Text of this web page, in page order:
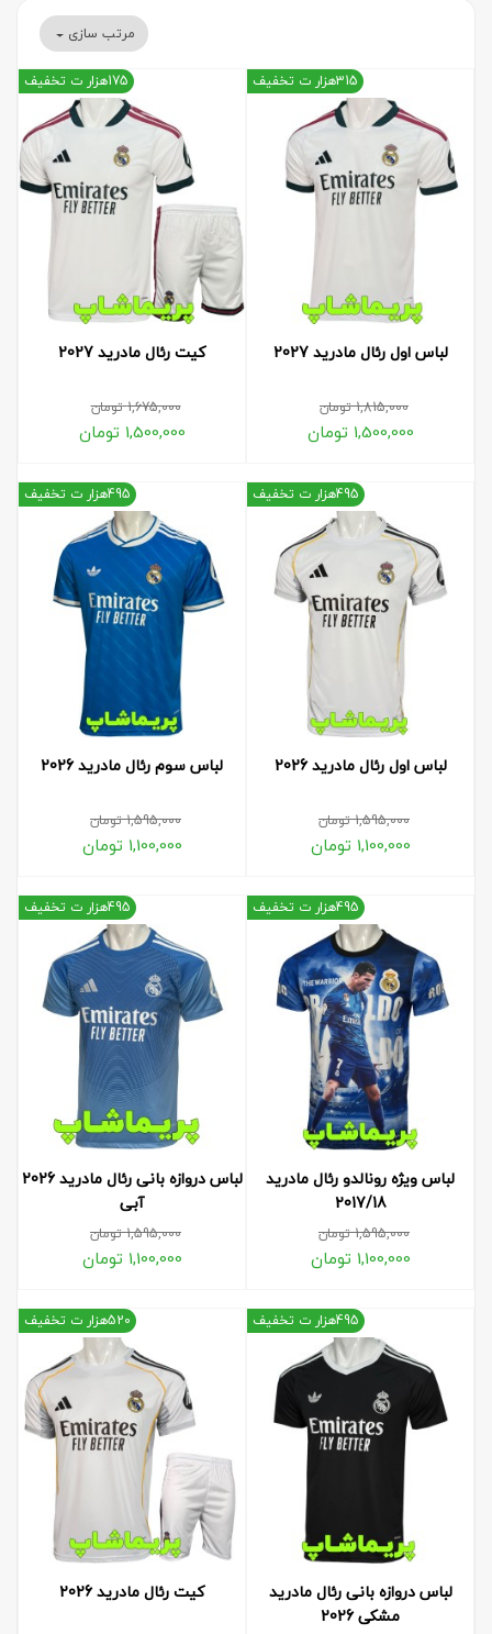
مرتب سازی
لباس اول رئال مادرید 2027
1,815,000تومان
1,500,000 تومان
315هزار ت تخفیف
کیت رئال مادرید 2027
1,675,000تومان
1,500,000 تومان
175هزار ت تخفیف
لباس اول رئال مادرید 2026
1,595,000تومان
1,100,000 تومان
495هزار ت تخفیف
لباس سوم رئال مادرید 2026
1,595,000تومان
1,100,000 تومان
495هزار ت تخفیف
لباس ویژه رونالدو رئال مادرید
2017/18
1,595,000تومان
1,100,000 تومان
495هزار ت تخفیف
لباس دروازه بانی رئال مادرید 2026
آبی
1,595,000تومان
1,100,000 تومان
495هزار ت تخفیف
لباس دروازه بانی رئال مادرید
مشکی 2026
495هزار ت تخفیف
کیت رئال مادرید 2026
520هزار ت تخفیف